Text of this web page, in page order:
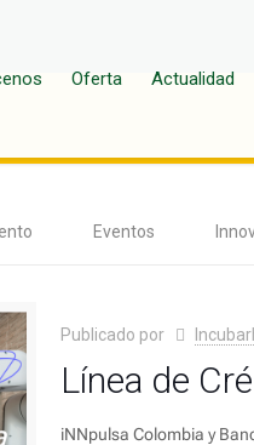
Oferta Actualidad
Eventos
Publicado por
Línea de
iNNpulsa Colombia y